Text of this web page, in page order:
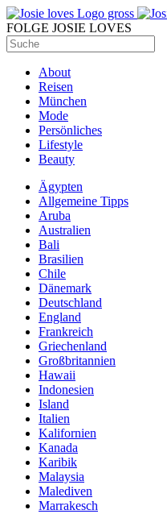
FOLGE JOSIE LOVES
About
Reisen
München
Mode
Persönliches
Lifestyle
Beauty
Ägypten
Allgemeine Tipps
Aruba
Australien
Bali
Brasilien
Chile
Dänemark
Deutschland
England
Frankreich
Griechenland
Großbritannien
Hawaii
Indonesien
Island
Italien
Kalifornien
Kanada
Karibik
Malaysia
Malediven
Marrakesch